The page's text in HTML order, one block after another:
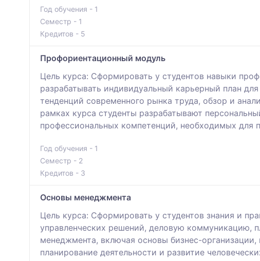
Год обучения - 1
Семестр - 1
Кредитов - 5
Профориентационный модуль
Цель курса: Сформировать у студентов навыки
разрабатывать индивидуальный карьерный план
тенденций современного рынка труда, обзор и
рамках курса студенты разрабатывают
профессиональных компетенций, необходимых для
Год обучения - 1
Семестр - 2
Кредитов - 3
Основы менеджмента
Цель курса: Сформировать у студентов знания и
управленческих решений, деловую коммуникацию,
менеджмента, включая основы бизнес-
планирование деятельности и развитие